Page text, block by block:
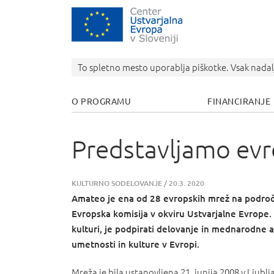
To spletno mesto uporablja piškotke. Vsak
O PROGRAMU FINANCIRANJE
Predstavljamo
KULTURNO SODELOVANJE/ 20.3. 2020
Amateo je ena od 28 evropskih mrež na
Evropska komisija v okviru Ustvarjalne
kulturi, je podpirati delovanje in mednarodne
umetnosti in kulture v Evropi.